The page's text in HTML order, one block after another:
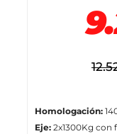
Homologación:
Eje: 2x1300Kg con